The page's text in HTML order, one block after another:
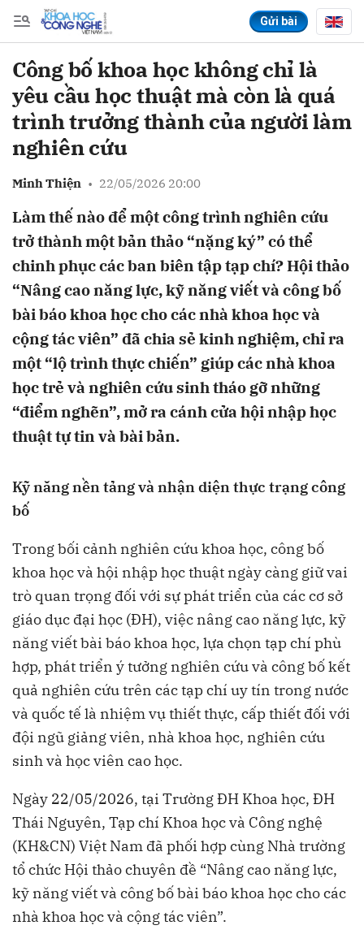
Gửi bài
Công bố khoa học không chỉ là
yêu cầu học thuật mà còn là quá
trình trưởng thành của người làm
nghiên cứu
Minh Thiện • 22/05/2026 20:00
Làm thế nào để một công trình nghiên cứu
trở thành một bản thảo “nặng ký” có thể
chinh phục các ban biên tập tạp chí? Hội thảo
“Nâng cao năng lực, kỹ năng viết và công bố
bài báo khoa học cho các nhà khoa học và
cộng tác viên” đã chia sẻ kinh nghiệm, chỉ ra
một “lộ trình thực chiến” giúp các nhà khoa
học trẻ và nghiên cứu sinh tháo gỡ những
“điểm nghẽn”, mở ra cánh cửa hội nhập học
thuật tự tin và bài bản.
Kỹ năng nền tảng và nhận diện thực trạng công
bố
Trong bối cảnh nghiên cứu khoa học, công bố
khoa học và hội nhập học thuật ngày càng giữ vai
trò quan trọng đối với sự phát triển của các cơ sở
giáo dục đại học (ĐH), việc nâng cao năng lực, kỹ
năng viết bài báo khoa học, lựa chọn tạp chí phù
hợp, phát triển ý tưởng nghiên cứu và công bố kết
quả nghiên cứu trên các tạp chí uy tín trong nước
và quốc tế là nhiệm vụ thiết thực, cấp thiết đối với
đội ngũ giảng viên, nhà khoa học, nghiên cứu
sinh và học viên cao học.
Ngày 22/05/2026, tại Trường ĐH Khoa học, ĐH
Thái Nguyên, Tạp chí Khoa học và Công nghệ
(KH&CN) Việt Nam đã phối hợp cùng Nhà trường
tổ chức Hội thảo chuyên đề “Nâng cao năng lực,
kỹ năng viết và công bố bài báo khoa học cho các
nhà khoa học và cộng tác viên”.
Gửi bình luận
Hủy Gửi